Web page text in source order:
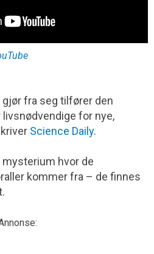
fra seg tilfører den
for nye,
Science Daily.
hvor de
kommer fra – de finnes